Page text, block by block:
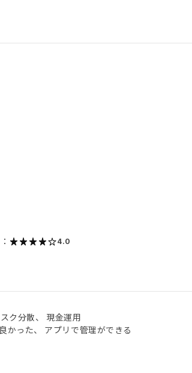
4.0
ク分散、 現金運用
かった、 アプリで管理ができる